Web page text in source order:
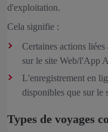
d'exploitation.
Cela signifie :
Certaines actions
sur le site Web/l'App
L'enregistrement en
disponibles que sur
Types de voyages